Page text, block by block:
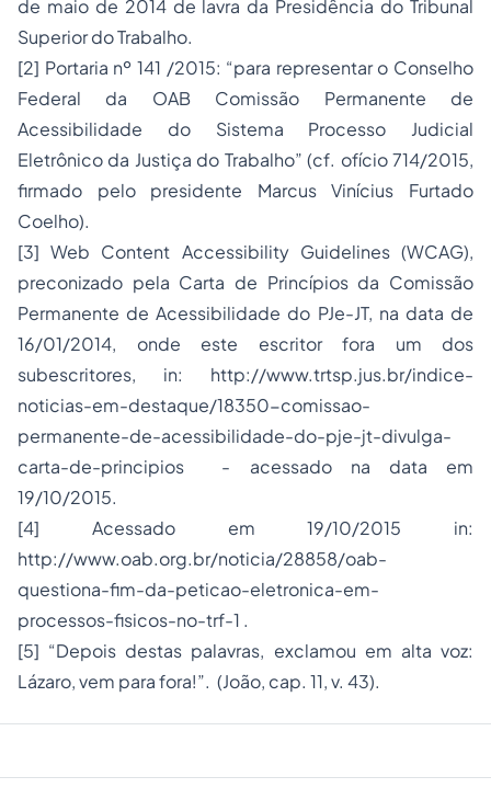
de maio de 2014 de lavra da Presidência do Tribunal
Superior do Trabalho.
[2] Portaria nº 141 /2015: “para representar o Conselho
Federal da OAB Comissão Permanente de
Acessibilidade do Sistema Processo Judicial
Eletrônico da Justiça do Trabalho” (cf. ofício 714/2015,
firmado pelo presidente Marcus Vinícius Furtado
Coelho).
[3] Web Content Accessibility Guidelines (WCAG),
preconizado pela Carta de Princípios da Comissão
Permanente de Acessibilidade do PJe-JT, na data de
16/01/2014, onde este escritor fora um dos
subescritores, in: http://www.trtsp.jus.br/indice-
noticias-em-destaque/18350-comissao-
permanente-de-acessibilidade-do-pje-jt-divulga-
carta-de-principios - acessado na data em
19/10/2015.
[4] Acessado em 19/10/2015 in:
http://www.oab.org.br/noticia/28858/oab-
questiona-fim-da-peticao-eletronica-em-
processos-fisicos-no-trf-1 .
[5] “Depois destas palavras, exclamou em alta voz:
Lázaro, vem para fora!”. (João, cap. 11, v. 43).